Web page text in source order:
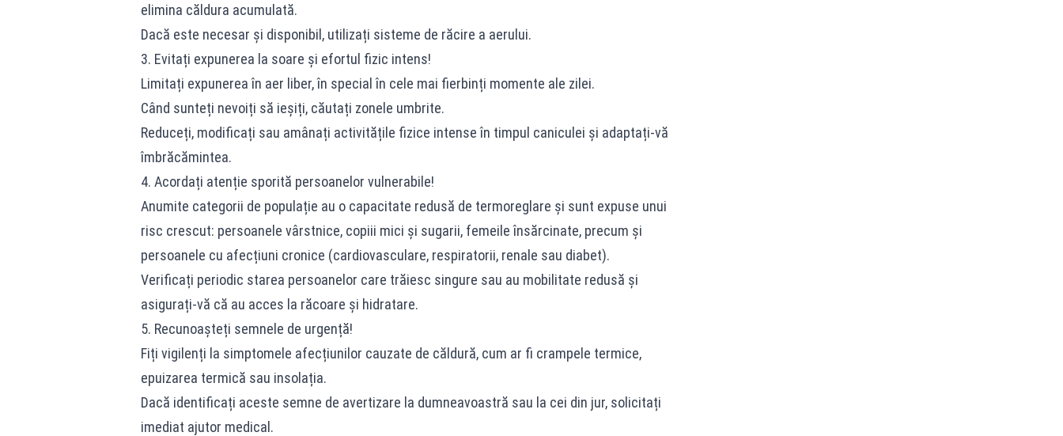
elimina căldura acumulată.
Dacă este necesar și disponibil, utilizați sisteme de răcire a aerului.
3. Evitați expunerea la soare și efortul fizic intens!
Limitați expunerea în aer liber, în special în cele mai fierbinți momente ale zilei.
Când sunteți nevoiți să ieșiți, căutați zonele umbrite.
Reduceți, modificați sau amânați activitățile fizice intense în timpul caniculei și adaptați-vă
îmbrăcămintea.
4. Acordați atenție sporită persoanelor vulnerabile!
Anumite categorii de populație au o capacitate redusă de termoreglare și sunt expuse unui
risc crescut: persoanele vârstnice, copiii mici și sugarii, femeile însărcinate, precum și
persoanele cu afecțiuni cronice (cardiovasculare, respiratorii, renale sau diabet).
Verificați periodic starea persoanelor care trăiesc singure sau au mobilitate redusă și
asigurați-vă că au acces la răcoare și hidratare.
5. Recunoașteți semnele de urgență!
Fiți vigilenți la simptomele afecțiunilor cauzate de căldură, cum ar fi crampele termice,
epuizarea termică sau insolația.
Dacă identificați aceste semne de avertizare la dumneavoastră sau la cei din jur, solicitați
imediat ajutor medical.